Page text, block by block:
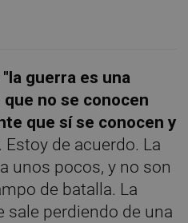
guerra es una
no se conocen
que sí se conocen y
. Estoy de acuerdo. La
unos pocos, y no son
de batalla. La
sale perdiendo de una